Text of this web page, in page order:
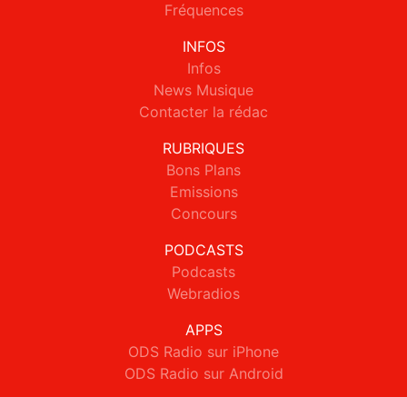
Fréquences
INFOS
Infos
News Musique
Contacter la rédac
RUBRIQUES
Bons Plans
Emissions
Concours
PODCASTS
Podcasts
Webradios
APPS
ODS Radio sur iPhone
ODS Radio sur Android